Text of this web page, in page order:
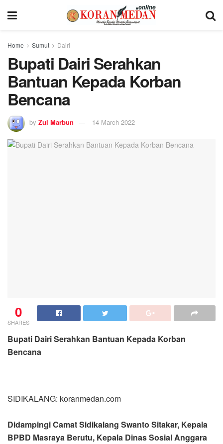
Home Sumut Dairi
Bupati Dairi Serahkan
Bantuan Kepada Korban
Bencana
by Zul Marbun 14 March 2022
0
SHARES
Bupati Dairi Serahkan Bantuan Kepada Korban
Bencana
SIDIKALANG: koranmedan.com
Didampingi Camat Sidikalang Swanto Sitakar, Kepala
BPBD Masraya Berutu, Kepala Dinas Sosial Anggara